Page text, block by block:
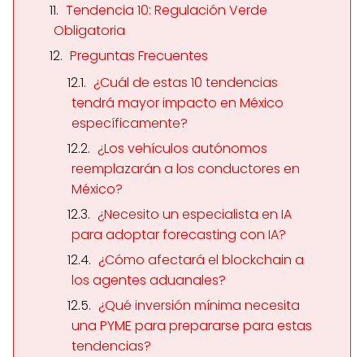
Tendencia 10: Regulación Verde
Obligatoria
Preguntas Frecuentes
¿Cuál de estas 10 tendencias
tendrá mayor impacto en México
específicamente?
¿Los vehículos autónomos
reemplazarán a los conductores en
México?
¿Necesito un especialista en IA
para adoptar forecasting con IA?
¿Cómo afectará el blockchain a
los agentes aduanales?
¿Qué inversión mínima necesita
una PYME para prepararse para estas
tendencias?